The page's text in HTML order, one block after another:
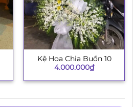
Kệ Hoa Chia Buồn 10
4.000.000₫